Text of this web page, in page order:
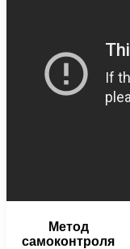
Метод
самоконтроля